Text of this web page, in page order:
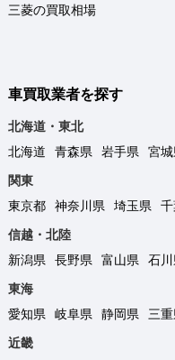
三菱の買取相場
車買取業者を探す
北海道・東北
北海道
青森県 岩手県 宮
関東
東京都
神奈川県 埼玉県
信越・北陸
新潟県
長野県 富山県 石
東海
愛知県
岐阜県 静岡県
三
近畿